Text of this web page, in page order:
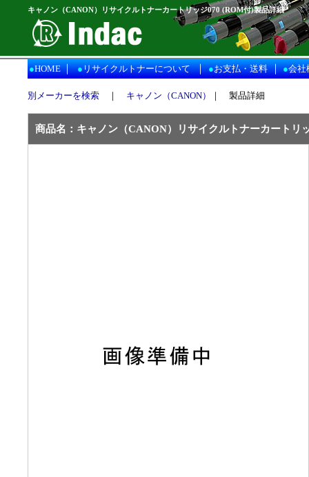
キャノン（CANON）リサイクルトナーカートリッジ070 (ROM付)製品詳細
●HOME｜ ●リサイクルトナーについて ｜ ●お支払・送料 ｜ ●会社
別メーカーを検索 ｜ キャノン（CANON） ｜ 製品詳細
商品名： キャノン（CANON） リサイクルトナーカートリ